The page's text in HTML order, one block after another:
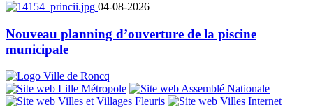
04-08-2026
Nouveau planning d’ouverture de la piscine
municipale